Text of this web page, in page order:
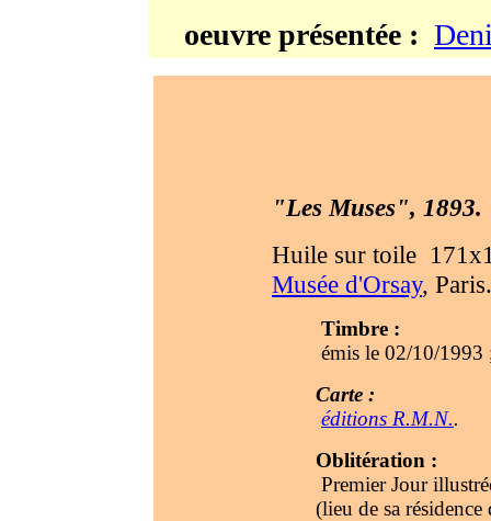
oeuvre présentée :
"Les Muses", 1893.
Huile sur toile
Musée d'Orsay, Paris.
Timbre :
émis le 02/10/1993
Carte :
éditions R.M.N..
Oblitération :
Premier Jour
(lieu de sa